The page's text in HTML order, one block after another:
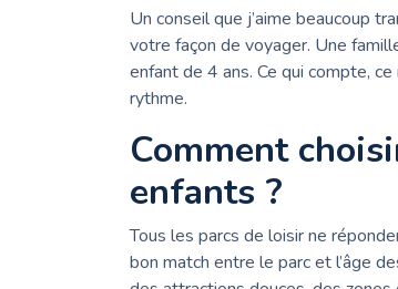
Un conseil que j’aime beaucoup
votre façon de voyager. Une
enfant de 4 ans. Ce qui compte,
rythme.
Comment
enfants ?
Tous les parcs de loisir ne
bon match entre le parc et l’âge